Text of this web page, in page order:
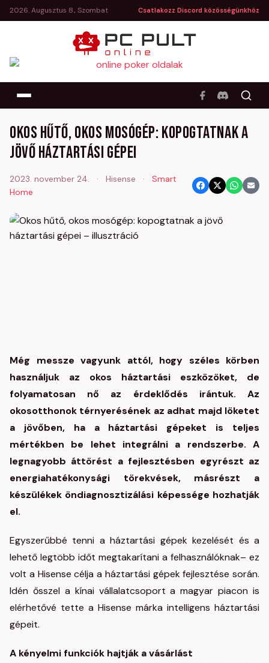
2026. Augusztus 8., Szombat Csatlakozz Discord közösségünkhöz
Okos hűtő, okos mosógép: kopogtatnak a
jövő háztartási gépei
2023. november 24. · Hisense ·
Smart
Home
Még messze vagyunk attól, hogy széles körben
használjuk az okos háztartási eszközöket, de
folyamatosan nő az érdeklődés irántuk. Az
okosotthonok térnyerésének az adhat majd löketet
a jövőben, ha a háztartási gépeket is teljes
mértékben be lehet integrálni a rendszerbe. A
legnagyobb áttörést a fejlesztésben egyrészt az
energiahatékonysági törekvések, másrészt a
készülékek öndiagnosztizálási képessége hozhatják
el.
Egyszerűbbé tenni a háztartási gépek kezelését és a
lehető legtöbb időt megtakarítani a felhasználóknak– ez
volt a Hisense célja a háztartási gépek fejlesztése során.
Idén ősszel a kínai vállalatcsoport a magyar piacon is
elérhetővé tette a Hisense márka intelligens háztartási
gépeit.
A kényelmi funkciók hajtják a vásárlást